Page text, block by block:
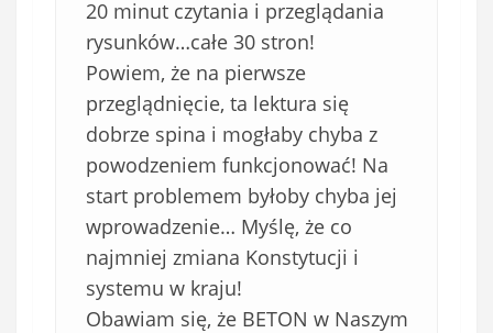
20 minut czytania i przeglądania
rysunków…całe 30 stron!
Powiem, że na pierwsze
przeglądnięcie, ta lektura się
dobrze spina i mogłaby chyba z
powodzeniem funkcjonować! Na
start problemem byłoby chyba jej
wprowadzenie… Myślę, że co
najmniej zmiana Konstytucji i
systemu w kraju!
Obawiam się, że BETON w Naszym